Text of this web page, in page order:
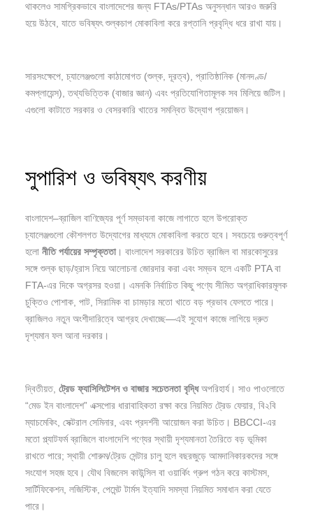
থাকলেও সামগ্রিকভাবে বাংলাদেশের জন্য FTAs/PTAs অনুসন্ধান আরও জরুরি
হয়ে উঠবে, যাতে ভবিষ্যৎ শুল্কচাপ মোকাবিলা করে রপ্তানি প্রবৃদ্ধি ধরে রাখা যায়।
সারসংক্ষেপে, চ্যালেঞ্জগুলো কাঠামোগত (শুল্ক, দূরত্ব), প্রাতিষ্ঠানিক (মানদণ্ড/
কমপ্লায়েন্স), তথ্যভিত্তিক (বাজার জ্ঞান) এবং প্রতিযোগিতামূলক সব মিলিয়ে জটিল।
এগুলো কাটাতে সরকার ও বেসরকারি খাতের সমন্বিত উদ্যোগ প্রয়োজন।
সুপারিশ ও ভবিষ্যৎ করণীয়
বাংলাদেশ–ব্রাজিল বাণিজ্যের পূর্ণ সম্ভাবনা কাজে লাগাতে হলে উপরোক্ত
চ্যালেঞ্জগুলো কৌশলগত উদ্যোগের মাধ্যমে মোকাবিলা করতে হবে। সবচেয়ে গুরুত্বপূর্ণ
হলো নীতিপর্যায়ের সম্পৃক্ততা। বাংলাদেশ সরকারের উচিত ব্রাজিল বা মারকোসুরের
সঙ্গে শুল্ক ছাড়/হ্রাস নিয়ে আলোচনা জোরদার করা এবং সম্ভব হলে একটি PTA বা
FTA-এর দিকে অগ্রসর হওয়া। এমনকি নির্বাচিত কিছু পণ্যে সীমিত অগ্রাধিকারমূলক
চুক্তিও পোশাক, পাট, সিরামিক বা চামড়ার মতো খাতে বড় প্রভাব ফেলতে পারে।
ব্রাজিলও নতুন অংশীদারিত্বে আগ্রহ দেখাচ্ছে—এই সুযোগ কাজে লাগিয়ে দ্রুত
দৃশ্যমান ফল আনা দরকার।
দ্বিতীয়ত, ট্রেডফ্যাসিলিটেশনও বাজার সচেতনতাবৃদ্ধিঅপরিহার্য। সাও পাওলোতে
“মেড ইন বাংলাদেশ” এক্সপোর ধারাবাহিকতা রক্ষা করে নিয়মিত ট্রেড ফেয়ার, বি২বি
ম্যাচমেকিং, সেক্টরাল সেমিনার, এবং প্রদর্শনী আয়োজন করা উচিত। BBCCI-এর
মতো প্ল্যাটফর্ম ব্রাজিলে বাংলাদেশি পণ্যের স্থায়ী দৃশ্যমানতা তৈরিতে বড় ভূমিকা
রাখতে পারে; স্থায়ী শোরুম/ট্রেড সেন্টার চালু হলে বছরজুড়ে আমদানিকারকদের সঙ্গে
সংযোগ সহজ হবে। যৌথ বিজনেস কাউন্সিল বা ওয়ার্কিং গ্রুপ গঠন করে কাস্টমস,
সার্টিফিকেশন, লজিস্টিক, পেমেন্ট টার্মস ইত্যাদি সমস্যা নিয়মিত সমাধান করা যেতে
পারে।